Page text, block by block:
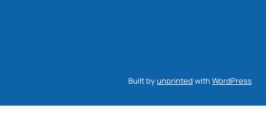
Built byunprinted with WordPress